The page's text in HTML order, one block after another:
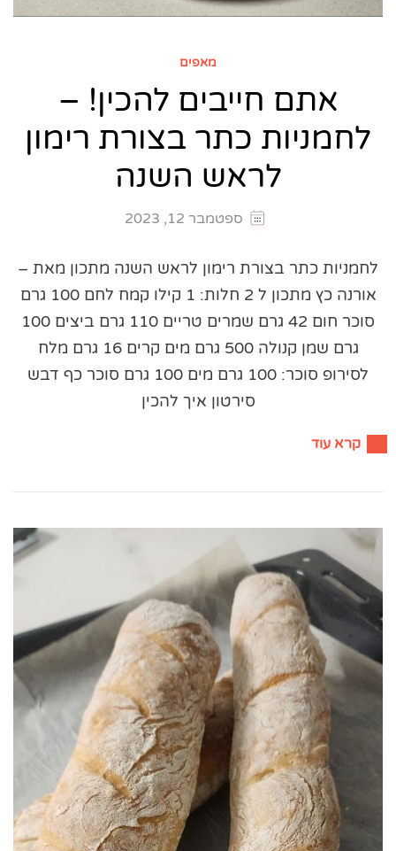
מאפים
אתם חייבים להכין! –
לחמניות כתר בצורת רימון
לראש השנה
ספטמבר 12, 2023
לחמניות כתר בצורת רימון לראש השנה מתכון מאת –
אורנה כץ מתכון ל 2 חלות: 1 קילו קמח לחם 100 גרם
סוכר חום 42 גרם שמרים טריים 110 גרם ביצים 100
גרם שמן קנולה 500 גרם מים קרים 16 גרם מלח
לסירופ סוכר: 100 גרם מים 100 גרם סוכר כף דבש
סירטון איך להכין
קרא עוד